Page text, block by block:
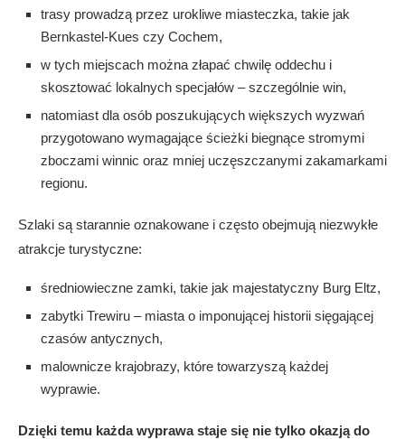
trasy prowadzą przez urokliwe miasteczka, takie jak
Bernkastel-Kues czy Cochem,
w tych miejscach można złapać chwilę oddechu i
skosztować lokalnych specjałów – szczególnie win,
natomiast dla osób poszukujących większych wyzwań
przygotowano wymagające ścieżki biegnące stromymi
zboczami winnic oraz mniej uczęszczanymi zakamarkami
regionu.
Szlaki są starannie oznakowane i często obejmują niezwykłe
atrakcje turystyczne:
średniowieczne zamki, takie jak majestatyczny Burg Eltz,
zabytki Trewiru – miasta o imponującej historii sięgającej
czasów antycznych,
malownicze krajobrazy, które towarzyszą każdej
wyprawie.
Dzięki temu każda wyprawa staje się nie tylko okazją do